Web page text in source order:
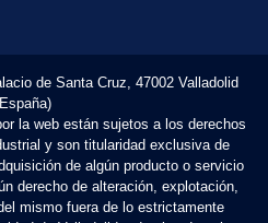
de Santa Cruz, 47002 Valladolid
la web están sujetos a los derechos
y son titularidad exclusiva de
de algún producto o servicio
derecho de alteración, explotación,
mismo fuera de lo estrictamente